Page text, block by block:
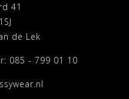
41
de Lek
085 - 799 01 10